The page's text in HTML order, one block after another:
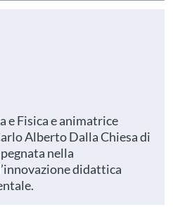
e Fisica e animatrice
Alberto Dalla Chiesa di
nella
didattica